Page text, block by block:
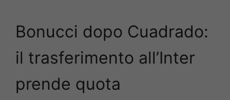
Bonucci dopo Cuadrado:
il trasferimento all’Inter
prende quota